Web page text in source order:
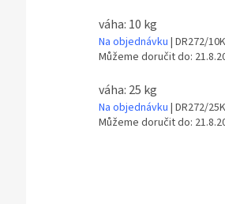
váha: 10 kg
Na objednávku | DR272/
Můžeme doručit do:
váha: 25 kg
Na objednávku | DR272/
Můžeme doručit do: